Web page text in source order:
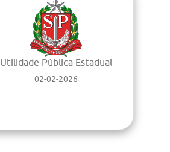
Utilidade Pública Estadual
02-02-2026